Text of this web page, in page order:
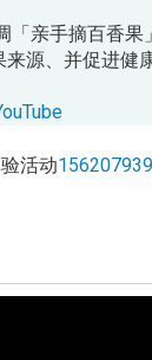
亲手摘百香
源、并促进健
活动